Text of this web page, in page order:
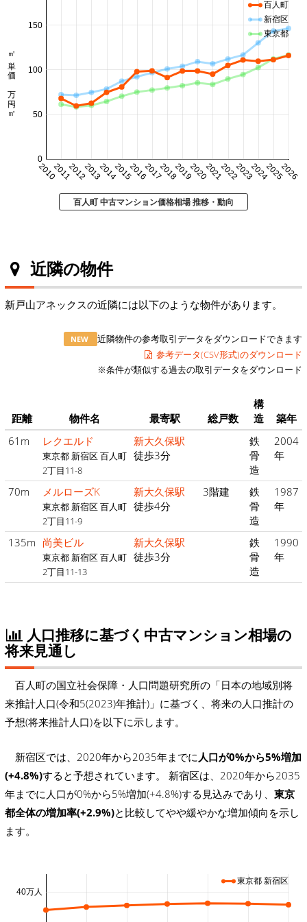
20102011201220132014201520162017201820192020202120222023202420252026
0
50
100
150
㎡単価 万円/㎡
百人町
新宿区
東京都
百人町 中古マンション価格相場 推移・動向
近隣の物件
新戸山アネックスの近隣には以下のような物件があります。
NEW
近隣物件の参考取引データをダウンロードできます
参考データ(CSV形式)のダウンロード
※条件が類似する過去の取引データをダウンロード
距離 物件名 最寄駅 総戸数
構
造
築年
61m
レクエルド
東京都 新宿区 百人町
2丁目11-8
新大久保駅
徒歩3分
鉄
骨
造
2004
年
70m メルローズK
東京都 新宿区 百人町
2丁目11-9
新大久保駅
徒歩4分
3階建
鉄
骨
造
1987
年
135m 尚美ビル
東京都 新宿区 百人町
2丁目11-13
新大久保駅
徒歩3分
鉄
骨
造
1990
年
人口推移に基づく中古マンション相場の
将来見通し
百人町の国立社会保障・人口問題研究所の「日本の地域別将
来推計人口(令和5(2023)年推計)」に基づく、将来の人口推計の
予想(将来推計人口)を以下に示します。
新宿区では、2020年から2035年までに 人口が0%から5%増加
(+4.8%)すると予想されています。 新宿区は、2020年から2035
年までに人口が0%から5%増加(+4.8%)する見込みであり、 東京
都全体の増加率(+2.9%)と比較してやや緩やかな増加傾向を示し
ます。
40万人
東京都 新宿区